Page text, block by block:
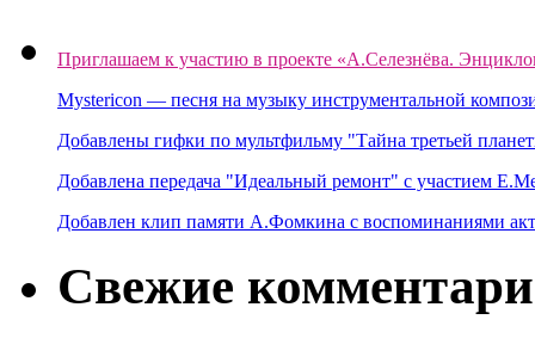
Приглашаем к участию в проекте «А.Селезнёва.
Mystericon — песня на музыку инструментальной
Добавлены гифки по мультфильму "Тайна третьей
Добавлена передача "Идеальный ремонт" с участием
Добавлен клип памяти А.Фомкина с воспоминаниями
Свежие